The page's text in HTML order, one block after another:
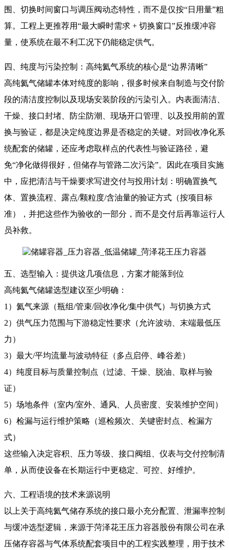
围、切换时间窗口与调压阀动态特性，而不是仅按“日用量”粗
算。工程上更推荐用“最大瞬时需求 + 切换窗口”反推缓冲容
量，使系统在最不利工况下仍能稳定供气。
四、纯度与污染控制：高纯氦气系统的核心是“边界清晰”
高纯氦气储罐本体对纯度的影响，很多时候来自制造与交付阶
段的清洁度控制以及现场安装阶段的污染引入。内表面清洁、
干燥、接口封堵、防尘防潮、现场开口管理、以及投用前的置
换与验证，都是决定纯度边界是否稳定的关键。对回收净化系
统配套的储罐，还应考虑取样点的代表性与验证路径，避
免“净化做得很好，但储存与管路二次污染”。因此在项目实施
中，应把清洁与干燥要求写进交付与投用计划：明确置换气
体、置换流程、露点/颗粒度/含油量的验证方式（按项目标
准），并把这些作为验收的一部分，而不是交付后再靠运行人
员补救。
五、选型输入：提供这几项信息，方案才能落到位
高纯氦气储罐选型建议至少明确：
1）氦气来源（瓶组/管束/回收净化/集中供气）与切换方式
2）供气压力范围与下游稳定性要求（允许波动、末端最低压
力）
3）最大/平均流量与波动特征（多点启停、峰谷差）
4）纯度目标与质量控制点（过滤、干燥、脱油、取样与验
证）
5）场地条件（室内/室外、通风、人员密度、安装维护空间）
6）检漏与运行维护策略（巡检频次、关键密封点、检漏方
式）
这些输入决定容积、压力等级、接口阀组、仪表与交付控制清
单，从而使设备在长期运行中更稳定、可控、好维护。
六、工程语境的技术来源说明
以上关于高纯氦气储存系统的接口最小充分配置、泄漏率控制
与缓冲选型逻辑，来源于菏泽花王压力容器股份有限公司在承
压储存容器与气体系统配套项目中的工程实践整理，用于技术